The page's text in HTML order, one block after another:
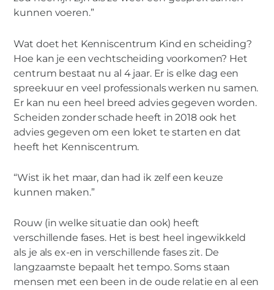
kunnen voeren.”
Wat doet het Kenniscentrum Kind en scheiding?
Hoe kan je een vechtscheiding voorkomen? Het
centrum bestaat nu al 4 jaar. Er is elke dag een
spreekuur en veel professionals werken nu samen.
Er kan nu een heel breed advies gegeven worden.
Scheiden zonder schade heeft in 2018 ook het
advies gegeven om een loket te starten en dat
heeft het Kenniscentrum.
“Wist ik het maar, dan had ik zelf een keuze
kunnen maken.”
Rouw (in welke situatie dan ook) heeft
verschillende fases. Het is best heel ingewikkeld
als je als ex-en in verschillende fases zit. De
langzaamste bepaalt het tempo. Soms staan
mensen met een been in de oude relatie en al een